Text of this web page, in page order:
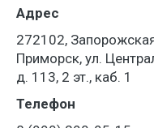
Адрес
272102,
Приморск, ул.
д. 113, 2 эт., каб. 1
Телефон